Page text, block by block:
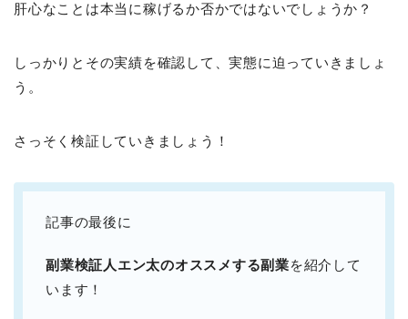
肝心なことは本当に稼げるか否かではないでしょうか？
しっかりとその実績を確認して、実態に迫っていきましょ
う。
さっそく検証していきましょう！
記事の最後に
副業検証人エン太のオススメする副業を紹介して
います！